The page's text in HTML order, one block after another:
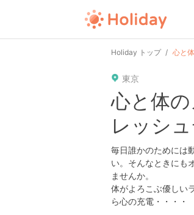
Holiday トップ 心と
東京
心と体
レッシ
毎日誰かのためには
い。そんなときにも
ませんか。
体がよろこぶ優しい
ら心の充電・・・・